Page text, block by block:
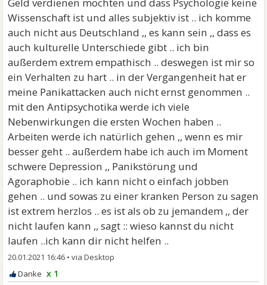
Wissenschaft ist und alles subjektiv ist .. ich komme
auch nicht aus Deutschland ,, es kann sein ,, dass es
auch kulturelle Unterschiede gibt .. ich bin
außerdem extrem empathisch .. deswegen ist mir so
ein Verhalten zu hart .. in der Vergangenheit hat er
meine Panikattacken auch nicht ernst genommen ..
mit den Antipsychotika werde ich viele
Nebenwirkungen die ersten Wochen haben ..
Arbeiten werde ich natürlich gehen ,, wenn es mir
besser geht .. außerdem habe ich auch im Moment
schwere Depression ,, Panikstörung und
Agoraphobie .. ich kann nicht o einfach jobben
gehen .. und sowas zu einer kranken Person zu sagen
ist extrem herzlos .. es ist als ob zu jemandem ,, der
nicht laufen kann ,, sagt :: wieso kannst du nicht
laufen ..ich kann dir nicht helfen ..
20.01.2021 16:46 •
x 1